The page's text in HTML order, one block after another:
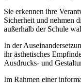
Sie erkennen ihre
Sicherheit und nehmen
außerhalb der Schule
In der
ihr ästhetisches
Ausdrucks- und
Im Rahmen einer